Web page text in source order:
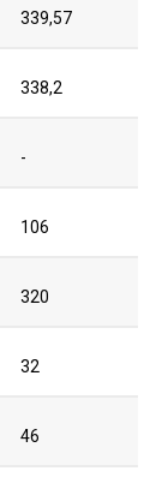
339,57
338,2
-
106
320
32
46